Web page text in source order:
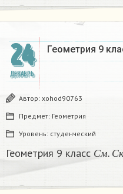
24
ДЕКАБРЬ
Геометрия 9
Автор: xohod90763
Предмет: Геометрия
Уровень: студенческий
Геометрия 9 класс См С
См Ск